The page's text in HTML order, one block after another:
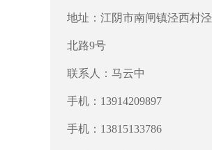
地址：江阴市南闸镇泾西村泾
北路9号
联系人：马云中
手机：13914209897
手机：13815133786